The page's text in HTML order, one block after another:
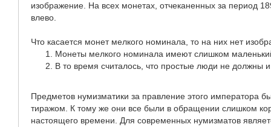
изображение. На всех монетах, отчеканенных за период
влево.
Что касается монет мелкого номинала, то на них нет
Монеты мелкого номинала имеют слишком
В то время считалось, что простые люди не должны
Предметов нумизматики за правление этого императора
тиражом. К тому же они все были в обращении слишком
настоящего времени. Для современных нумизматов